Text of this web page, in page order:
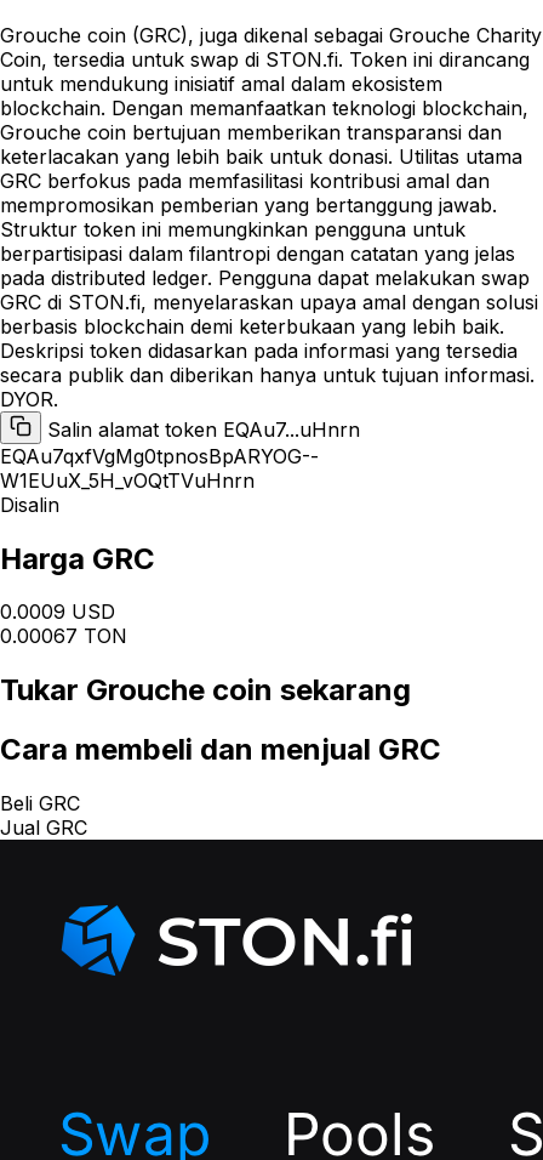
Grouche coin (GRC), juga dikenal sebagai Grouche Charity
Coin, tersedia untuk swap di STON.fi. Token ini dirancang
untuk mendukung inisiatif amal dalam ekosistem
blockchain. Dengan memanfaatkan teknologi blockchain,
Grouche coin bertujuan memberikan transparansi dan
keterlacakan yang lebih baik untuk donasi. Utilitas utama
GRC berfokus pada memfasilitasi kontribusi amal dan
mempromosikan pemberian yang bertanggung jawab.
Struktur token ini memungkinkan pengguna untuk
berpartisipasi dalam filantropi dengan catatan yang jelas
pada distributed ledger. Pengguna dapat melakukan swap
GRC di STON.fi, menyelaraskan upaya amal dengan solusi
berbasis blockchain demi keterbukaan yang lebih baik.
Deskripsi token didasarkan pada informasi yang tersedia
secara publik dan diberikan hanya untuk tujuan informasi.
DYOR.
Salin alamat token EQAu7...uHnrn
EQAu7qxfVgMg0tpnosBpARYOG--
W1EUuX_5H_vOQtTVuHnrn
Disalin
Harga GRC
0.0009 USD
0.00067 TON
Tukar Grouche coin sekarang
Cara membeli dan menjual GRC
Beli GRC
Jual GRC